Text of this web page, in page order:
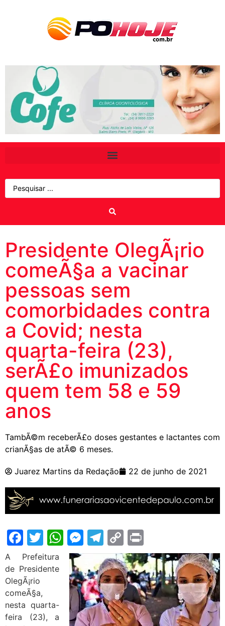
Presidente OlegÃ¡rio
comeÃ§a a vacinar
pessoas sem
comorbidades contra
a Covid; nesta
quarta-feira (23),
serÃ£o imunizados
quem tem 58 e 59
anos
TambÃ©m receberÃ£o doses gestantes e lactantes com
crianÃ§as de atÃ© 6 meses.
Juarez Martins da Redação 22 de junho de 2021
Facebook
Twitter
WhatsApp
Messenger
Telegram
Copy
Link
A Prefeitura
de Presidente
OlegÃ¡rio
comeÃ§a,
nesta quarta-
feira (23), a